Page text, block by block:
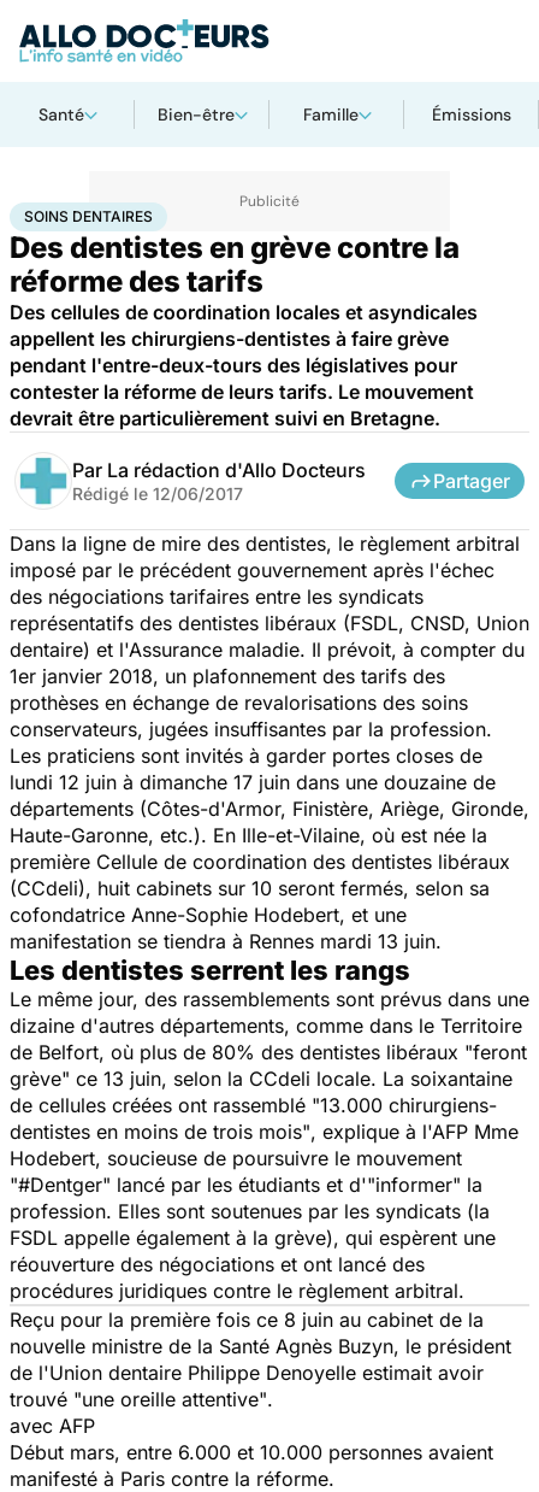
Santé Bien-être Famille Émissions
Accueil SantéSoins dentaires
SOINS DENTAIRES
Des dentistes en grève contre la
réforme des tarifs
Des cellules de coordination locales et asyndicales
appellent les chirurgiens-dentistes à faire grève
pendant l'entre-deux-tours des législatives pour
contester la réforme de leurs tarifs. Le mouvement
devrait être particulièrement suivi en Bretagne.
Par La rédaction d'Allo Docteurs
Rédigé le 12/06/2017
Partager
Dans la ligne de mire des dentistes, le règlement arbitral
imposé par le précédent gouvernement après l'échec
des négociations tarifaires entre les syndicats
représentatifs des dentistes libéraux (FSDL, CNSD, Union
dentaire) et l'Assurance maladie. Il prévoit, à compter du
1er janvier 2018, un plafonnement des tarifs des
prothèses en échange de revalorisations des soins
conservateurs, jugées insuffisantes par la profession.
Les praticiens sont invités à garder portes closes de
lundi 12 juin à dimanche 17 juin dans une douzaine de
départements (Côtes-d'Armor, Finistère, Ariège, Gironde,
Haute-Garonne, etc.). En Ille-et-Vilaine, où est née la
première Cellule de coordination des dentistes libéraux
(CCdeli), huit cabinets sur 10 seront fermés, selon sa
cofondatrice Anne-Sophie Hodebert, et une
manifestation se tiendra à Rennes mardi 13 juin.
Les dentistes serrent les rangs
Le même jour, des rassemblements sont prévus dans une
dizaine d'autres départements, comme dans le Territoire
de Belfort, où plus de 80% des dentistes libéraux "feront
grève" ce 13 juin, selon la CCdeli locale. La soixantaine
de cellules créées ont rassemblé "13.000 chirurgiens-
dentistes en moins de trois mois", explique à l'AFP Mme
Hodebert, soucieuse de poursuivre le mouvement
"#Dentger" lancé par les étudiants et d'"informer" la
profession. Elles sont soutenues par les syndicats (la
FSDL appelle également à la grève), qui espèrent une
réouverture des négociations et ont lancé des
procédures juridiques contre le règlement arbitral.
Reçu pour la première fois ce 8 juin au cabinet de la
nouvelle ministre de la Santé Agnès Buzyn, le président
de l'Union dentaire Philippe Denoyelle estimait avoir
trouvé "une oreille attentive".
avec AFP
Début mars, entre 6.000 et 10.000 personnes avaient
manifesté à Paris contre la réforme.